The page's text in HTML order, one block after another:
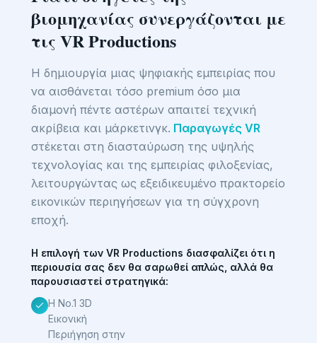
βιομηχανίας συνεργάζονται με
τις VR Productions
Η δημιουργία μιας ψηφιακής εμπειρίας που
να αισθάνεται τόσο premium όσο μια
διαμονή πέντε αστέρων απαιτεί τεχνική
ακρίβεια και μάρκετινγκ. Παραγωγές VR
στέκεται στη διασταύρωση της υψηλής
τεχνολογίας και της εμπειρίας φιλοξενίας,
λειτουργώντας ως εξειδικευμένο πρακτορείο
εικονικών περιηγήσεων για τη σύγχρονη
εποχή.
Η επιλογή των VR Productions διασφαλίζει ότι η
περιουσία σας δεν θα σαρωθεί απλώς, αλλά θα
παρουσιαστεί στρατηγικά:
Η Νο.1 3D
Εικονική
Περιήγηση στην